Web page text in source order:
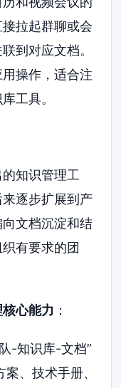
拉起群聊或会
到对应文档。
操作，适合注
工具。
知识管理工
逐步扩展到产
文档沉淀和结
有要求的团
心能力 ：
-知识库-文档”
、技术手册、